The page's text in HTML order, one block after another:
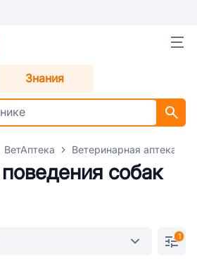
Знания
ВетАптека Ветеринарная аптека
собак
1